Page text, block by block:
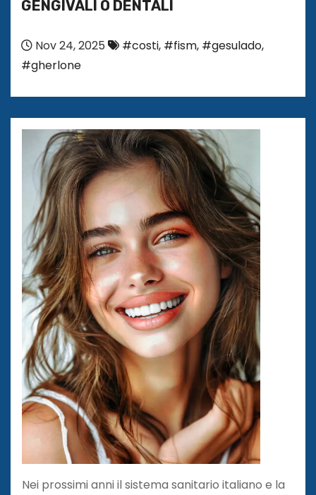
GENGIVALI O DENTALI
Nov 24, 2025 #costi, #fism, #gesulado,
#gherlone
Nei prossimi anni il sistema sanitario italiano e la